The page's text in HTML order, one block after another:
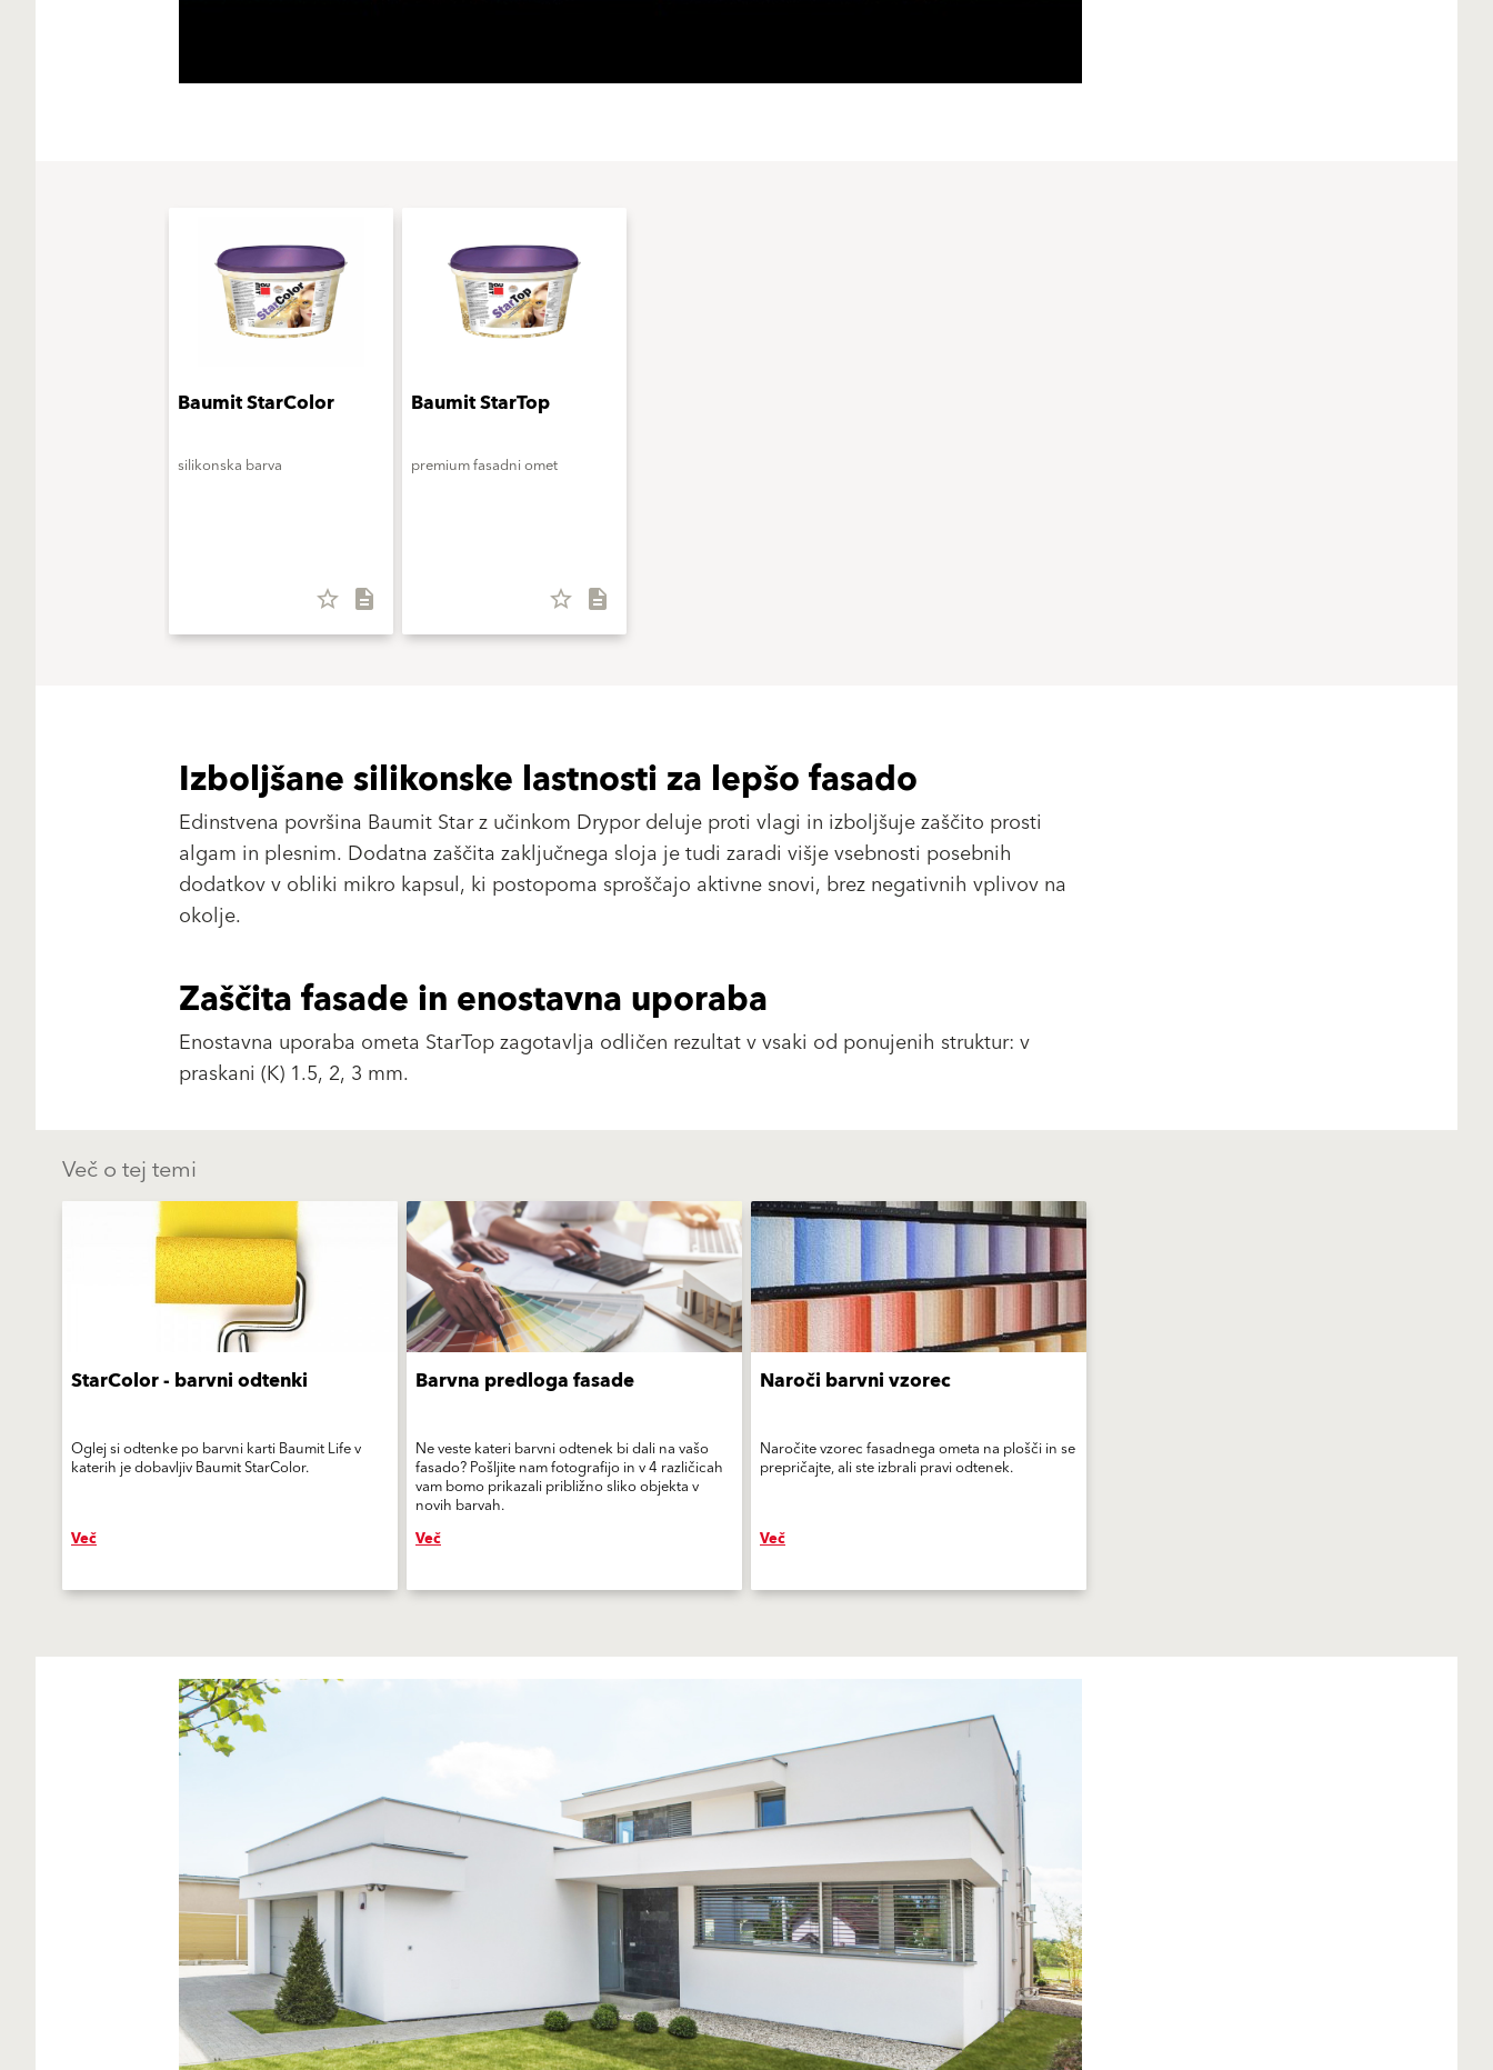
Baumit StarColor
silikonska barva
star_border description
Baumit StarTop
premium fasadni omet
star_border description
Izboljšane silikonske lastnosti za lepšo fasado
Edinstvena površina Baumit Star z učinkom Drypor deluje proti vlagi in izboljšuje zaščito prosti
algam in plesnim. Dodatna zaščita zaključnega sloja je tudi zaradi višje vsebnosti posebnih
dodatkov v obliki mikro kapsul, ki postopoma sproščajo aktivne snovi, brez negativnih vplivov na
okolje.
Zaščita fasade in enostavna uporaba
Enostavna uporaba ometa StarTop zagotavlja odličen rezultat v vsaki od ponujenih struktur: v
praskani (K) 1.5, 2, 3 mm.
Več o tej temi
StarColor - barvni odtenki
Oglej si odtenke po barvni karti Baumit Life v
katerih je dobavljiv Baumit StarColor.
Več
Barvna predloga fasade
Ne veste kateri barvni odtenek bi dali na vašo
fasado? Pošljite nam fotografijo in v 4 različicah
vam bomo prikazali približno sliko objekta v
novih barvah.
Več
Naroči barvni vzorec
Naročite vzorec fasadnega ometa na plošči in se
prepričajte, ali ste izbrali pravi odtenek.
Več